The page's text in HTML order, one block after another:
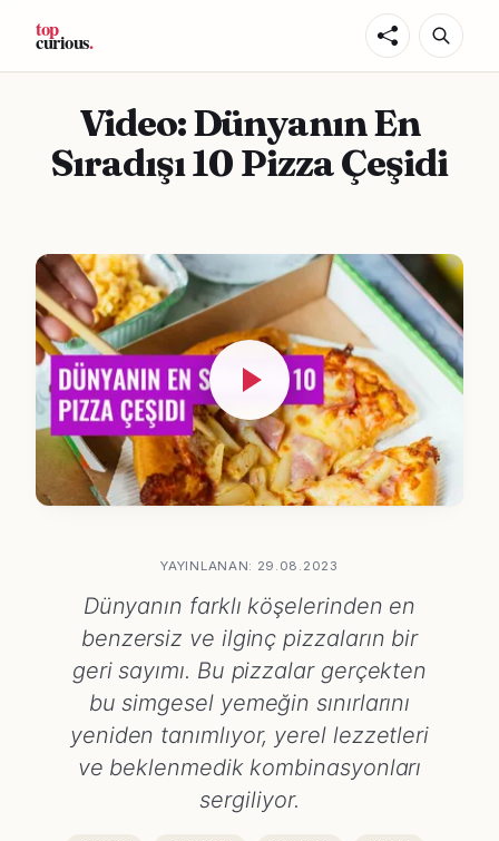
Video: Dünyanın En
Sıradışı 10 Pizza Çeşidi
YAYINLANAN: 29.08.2023
Dünyanın farklı köşelerinden en
benzersiz ve ilginç pizzaların bir
geri sayımı. Bu pizzalar gerçekten
bu simgesel yemeğin sınırlarını
yeniden tanımlıyor, yerel lezzetleri
ve beklenmedik kombinasyonları
sergiliyor.